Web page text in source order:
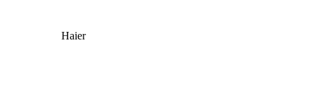
Haier